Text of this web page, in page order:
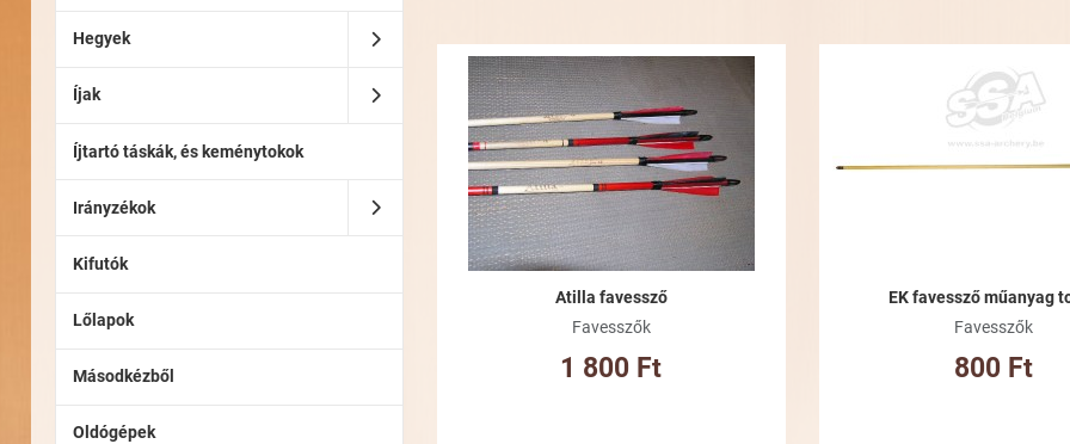
Hegyek
Íjak
Íjtartó táskák, és keménytokok
Irányzékok
Kifutók
Lőlapok
Másodkézből
Oldógépek
Összehasonlításhoz adom
Atilla favessző
Favesszők
1 800 Ft
EK favessző műanyag
Favesszők
800 Ft